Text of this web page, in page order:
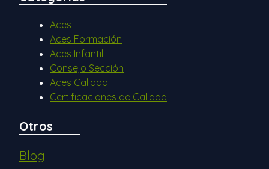
Aces
Aces Formación
Aces Infantil
Consejo Sección
Aces Calidad
Certificaciones de Calidad
Otros
Blog